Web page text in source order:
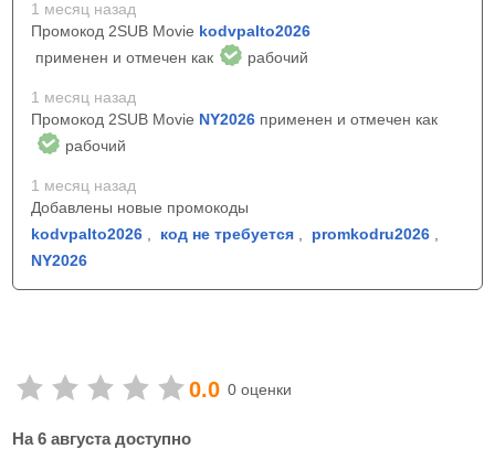
1 месяц назад
Промокод 2SUB Movie kodvpalto2026
применен и отмечен как
рабочий
1 месяц назад
Промокод 2SUB Movie NY2026 применен и отмечен как
рабочий
1 месяц назад
Добавлены новые промокоды
kodvpalto2026
код не требуется promkodru2026
NY2026
0.0 0 оценки
На 6 августа доступно